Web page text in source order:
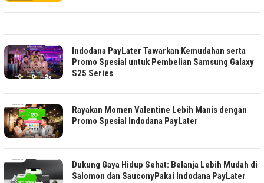
Indodana PayLater Tawarkan Kemudahan serta
Promo Spesial untuk Pembelian Samsung Galaxy
S25 Series
Rayakan Momen Valentine Lebih Manis dengan
Promo Spesial Indodana PayLater
Dukung Gaya Hidup Sehat: Belanja Lebih Mudah di
Salomon dan SauconyPakai Indodana PayLater